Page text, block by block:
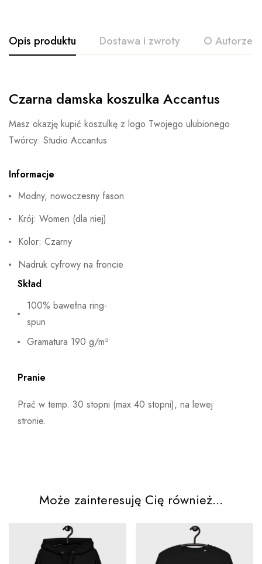
Opis produktu Dostawa i zwroty O Autorze
Czarna damska koszulka Accantus
Masz okazję kupić koszulkę z logo Twojego ulubionego
Twórcy: Studio Accantus
Informacje
Modny, nowoczesny fason
Krój: Women (dla niej)
Kolor: Czarny
Nadruk cyfrowy na froncie
Skład
100% bawełna ring-
spun
Gramatura 190 g/m²
Pranie
Prać w temp. 30 stopni (max 40 stopni), na lewej
stronie.
Może zainteresuję Cię również...